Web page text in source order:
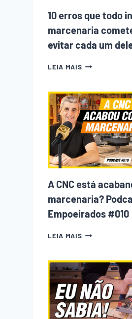
10 erros que todo
marcenaria
evitar cada um
LEIA MAIS10
TODO
INICIANTE
NA
MARCENARIA
COMETE
(E
COMO
EVITAR
CADA
DELES)
A CNC está
marcenaria?
Empoeirados #010
LEIA MAISA
ACABANDO
COM
A
MARCENARIA?
PODCAST
EMPOEIRADOS